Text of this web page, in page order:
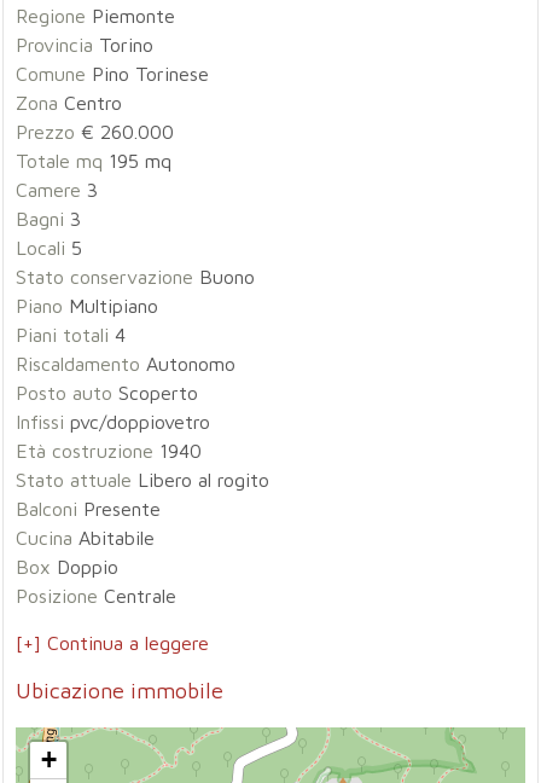
Regione Piemonte
Provincia Torino
Comune Pino Torinese
Zona Centro
Prezzo € 260.000
Totale mq 195 mq
Camere 3
Bagni 3
Locali 5
Stato conservazione Buono
Piano Multipiano
Piani totali 4
Riscaldamento Autonomo
Posto auto Scoperto
Infissi pvc/doppiovetro
Età costruzione 1940
Stato attuale Libero al rogito
Balconi Presente
Cucina Abitabile
Box Doppio
Posizione Centrale
[+] Continua a leggere
Ubicazione immobile
+